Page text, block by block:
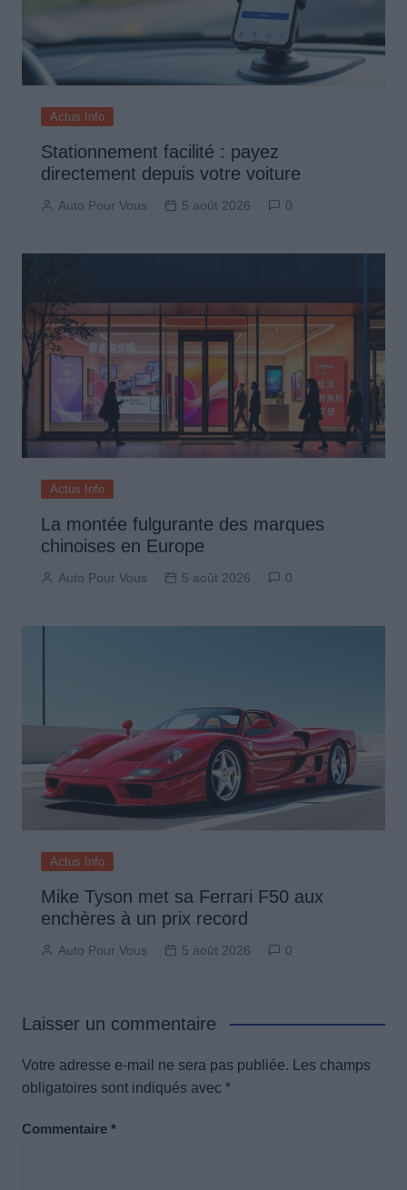
Actus Info
Stationnement facilité : payez
directement depuis votre voiture
Auto Pour Vous 5 août 2026 0
Actus Info
La montée fulgurante des marques
chinoises en Europe
Auto Pour Vous 5 août 2026 0
Actus Info
Mike Tyson met sa Ferrari F50 aux
enchères à un prix record
Auto Pour Vous 5 août 2026 0
Laisser un commentaire
Votre adresse e-mail ne sera pas publiée.
Les champs
obligatoires sont indiqués avec *
Commentaire *